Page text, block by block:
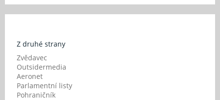
Z druhé strany
Zvědavec
Outsidermedia
Aeronet
Parlamentní listy
Pohraničník